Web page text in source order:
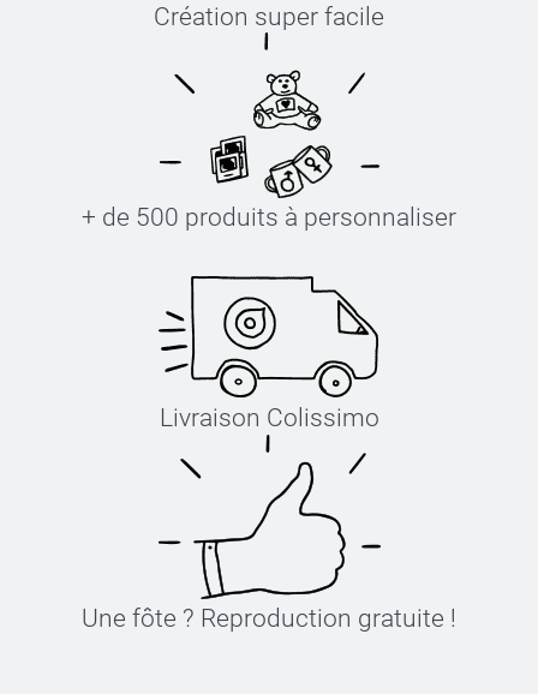
Création super facile
+ de 500 produits à personnaliser
Livraison Colissimo
Une fôte ? Reproduction gratuite !